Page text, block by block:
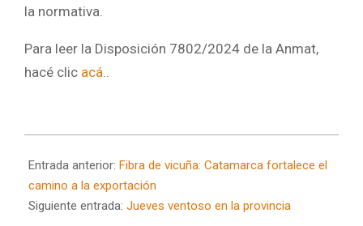
la normativa.
Para leer la Disposición 7802/2024 de la Anmat,
hacé clic acá
09-
04
Entrada anterior: Fibra de vicuña: Catamarca fortalece el
camino a la exportación
Siguiente entrada: Jueves ventoso en la provincia